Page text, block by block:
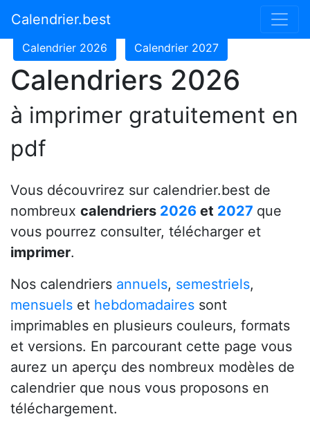
Calendrier.best
Calendrier 2024
Calendrier 2026 Calendrier 2027
Calendriers 2026
à imprimer gratuitement en
pdf
Vous découvrirez sur calendrier.best de
nombreux calendriers 2026 et 2027 que
vous pourrez consulter, télécharger et
imprimer.
Nos calendriers annuels, semestriels,
mensuels et hebdomadaires sont
imprimables en plusieurs couleurs, formats
et versions. En parcourant cette page vous
aurez un aperçu des nombreux modèles de
calendrier que nous vous proposons en
téléchargement.